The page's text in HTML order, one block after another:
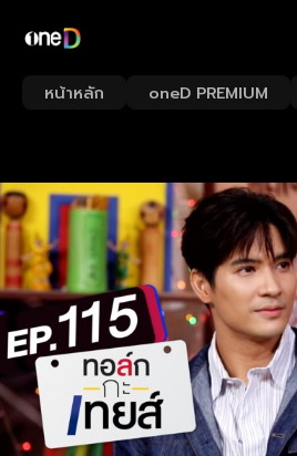
หน้าหลัก oneD PREMIUM